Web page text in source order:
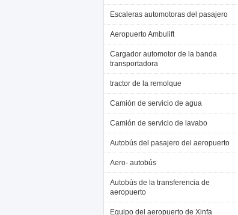
Escaleras automotoras del pasajero
Aeropuerto Ambulift
Cargador automotor de la banda
transportadora
tractor de la remolque
Camión de servicio de agua
Camión de servicio de lavabo
Autobús del pasajero del aeropuerto
Aero- autobús
Autobús de la transferencia de
aeropuerto
Equipo del aeropuerto de Xinfa